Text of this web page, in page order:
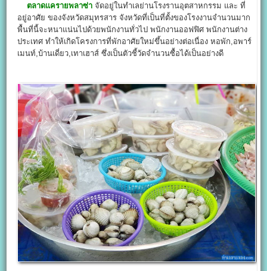
ตลาดแครายพลาซ่า จัดอยู่ในทำเลย่านโรงรานอุตสาหกรรม และ ที่
อยู่อาศัย ของจังหวัดสมุทรสาร จังหวัดที่เป็นที่ตั้งของโรงงานจำนวนมาก
พื้นที่นี้จะหนาแน่นไปด้วยพนักงานทั่วไป พนักงานออฟฟิศ พนักงานต่าง
ประเทศ ทำให้เกิดโครงการที่พักอาศัยใหม่ขึ้นอย่างต่อเนื่อง หอพัก,อพาร์
เมนท์,บ้านเดี่ยว,เทาเฮาส์ ซึ่งเป็นตัวชี้วัดจำนวนซื้อได้เป็นอย่างดี